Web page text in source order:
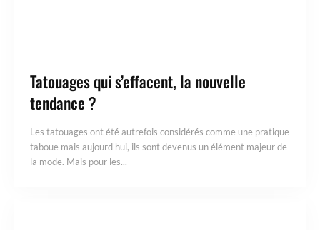
Tatouages qui s’effacent, la nouvelle
tendance ?
Les tatouages ont été autrefois considérés comme une pratique
taboue mais aujourd'hui, ils sont devenus un élément majeur de
la mode. Mais pour les...